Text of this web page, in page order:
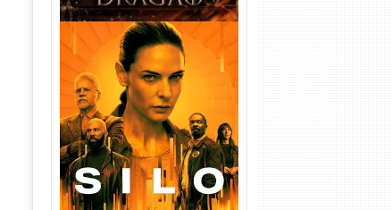
Silo 1ª Temporada Torrent
(2023) WEB-DL
720p/1080p/4K Dual Áudio